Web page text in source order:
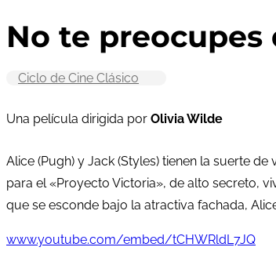
No te preocupes
Ciclo de Cine Clásico
Una película dirigida por Olivia Wilde
Alice (Pugh) y Jack (Styles) tienen la suerte
para el «Proyecto Victoria», de alto secreto,
que se esconde bajo la atractiva fachada,
www.youtube.com/embed/tCHWRldL7JQ